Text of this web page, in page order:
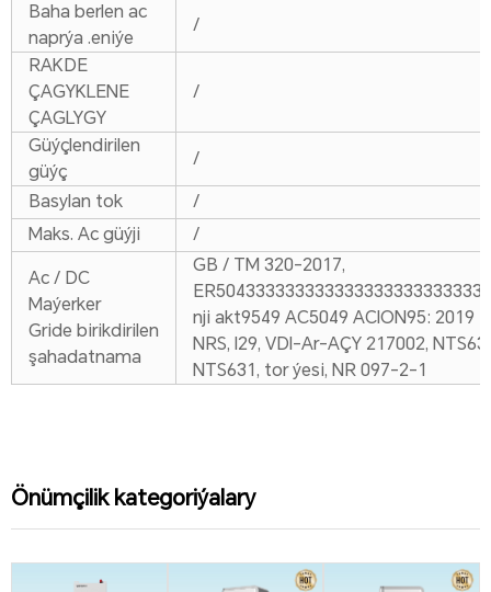
Baha berlen ac
naprýa .eniýe
/
RAKDE
ÇAGYKLENE
ÇAGLYGY
/
Güýçlendirilen
güýç
/
Basylan tok
/
Maks. Ac güýji
/
Ac / DC
Maýerker
Gride birikdirilen
şahadatnama
GB / TM 320-2017,
nji akt9549 AC5049 ACION95: 2019 +
NRS, I29, VDI-Ar-AÇY 217002,
NTS631, tor ýesi, NR 097-2-1
Önümçilik kategoriýalary